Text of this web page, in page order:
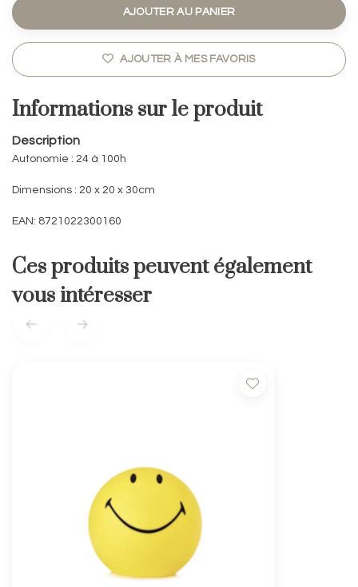
AJOUTER AU PANIER
AJOUTER À MES FAVORIS
Informations sur le produit
Description
Autonomie : 24 à 100h
Dimensions : 20 x 20 x 30cm
EAN: 8721022300160
Ces produits peuvent également
vous intéresser